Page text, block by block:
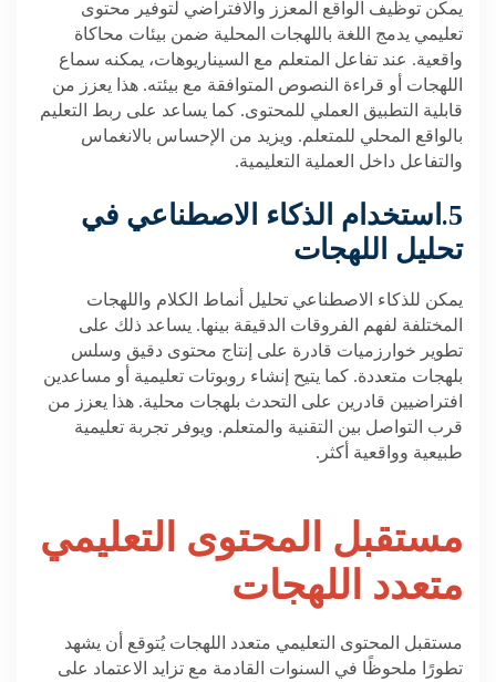
يمكن توظيف الواقع المعزز والافتراضي لتوفير محتوى
تعليمي يدمج اللغة باللهجات المحلية ضمن بيئات محاكاة
واقعية. عند تفاعل المتعلم مع السيناريوهات، يمكنه سماع
اللهجات أو قراءة النصوص المتوافقة مع بيئته. هذا يعزز من
قابلية التطبيق العملي للمحتوى. كما يساعد على ربط التعليم
بالواقع المحلي للمتعلم. ويزيد من الإحساس بالانغماس
والتفاعل داخل العملية التعليمية.
5
. استخدام الذكاء الاصطناعي في
تحليل اللهجات
يمكن للذكاء الاصطناعي تحليل أنماط الكلام واللهجات
المختلفة لفهم الفروقات الدقيقة بينها. يساعد ذلك على
تطوير خوارزميات قادرة على إنتاج محتوى دقيق وسلس
بلهجات متعددة. كما يتيح إنشاء روبوتات تعليمية أو مساعدين
افتراضيين قادرين على التحدث بلهجات محلية. هذا يعزز من
قرب التواصل بين التقنية والمتعلم. ويوفر تجربة تعليمية
طبيعية وواقعية أكثر .
مستقبل المحتوى التعليمي
متعدد اللهجات
مستقبل المحتوى التعليمي متعدد اللهجات يُتوقع أن يشهد
تطورًا ملحوظًا في السنوات القادمة مع تزايد الاعتماد على